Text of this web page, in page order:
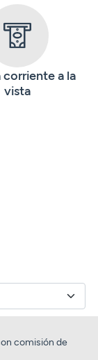
a la
vista
comisión de